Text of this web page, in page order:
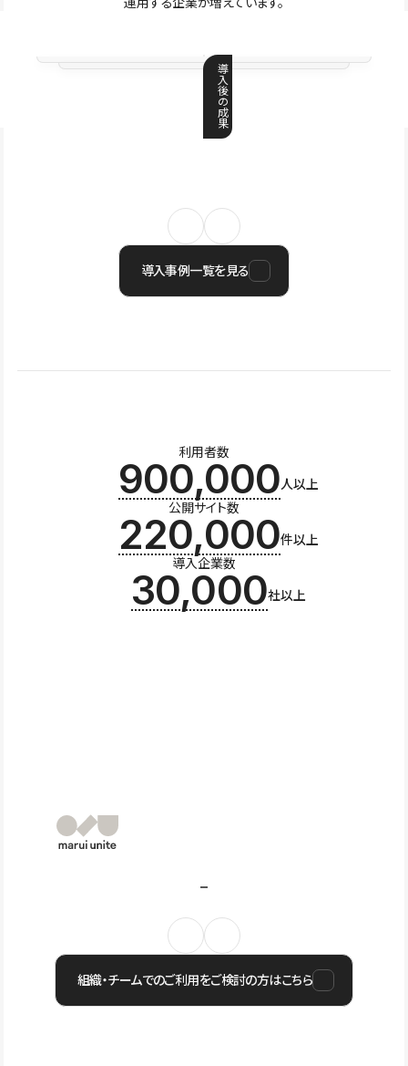
導
入
後
の
成
果
導入事例一覧を見る
利用者数
900,000人以上
公開サイト数
220,000件以上
導入企業数
30,000社以上
組織・チームでのご利用をご検討の方はこちら